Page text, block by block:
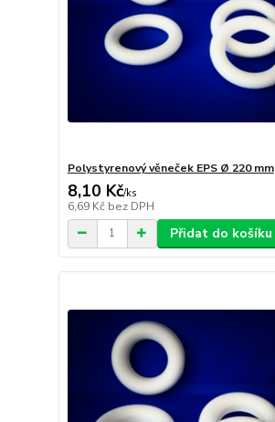
Polystyrenový věneček EPS Ø 220 mm
8,10 Kč/ks
6,69 Kč bez DPH
Přidat do košíku